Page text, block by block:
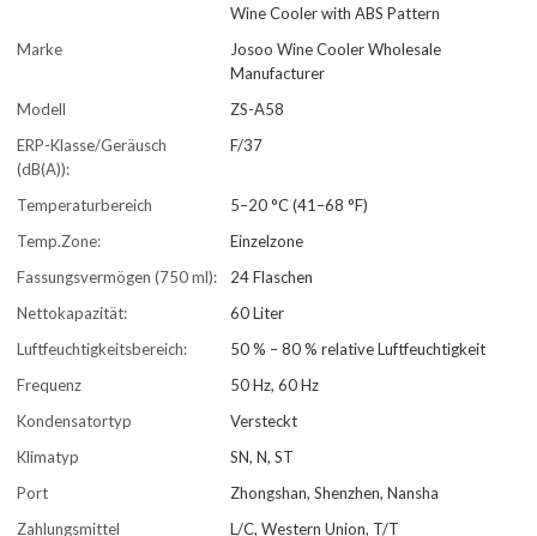
Wine Cooler with ABS Pattern
Marke
Josoo Wine Cooler Wholesale
Manufacturer
Modell
ZS-A58
ERP-Klasse/Geräusch
(dB(A)):
F/37
Temperaturbereich
5–20 °C (41–68 °F)
Temp.Zone:
Einzelzone
Fassungsvermögen (750 ml):
24 Flaschen
Nettokapazität:
60 Liter
Luftfeuchtigkeitsbereich:
50 % – 80 % relative Luftfeuchtigkeit
Frequenz
50 Hz, 60 Hz
Kondensatortyp
Versteckt
Klimatyp
SN, N, ST
Port
Zhongshan, Shenzhen, Nansha
Zahlungsmittel
L/C, Western Union, T/T